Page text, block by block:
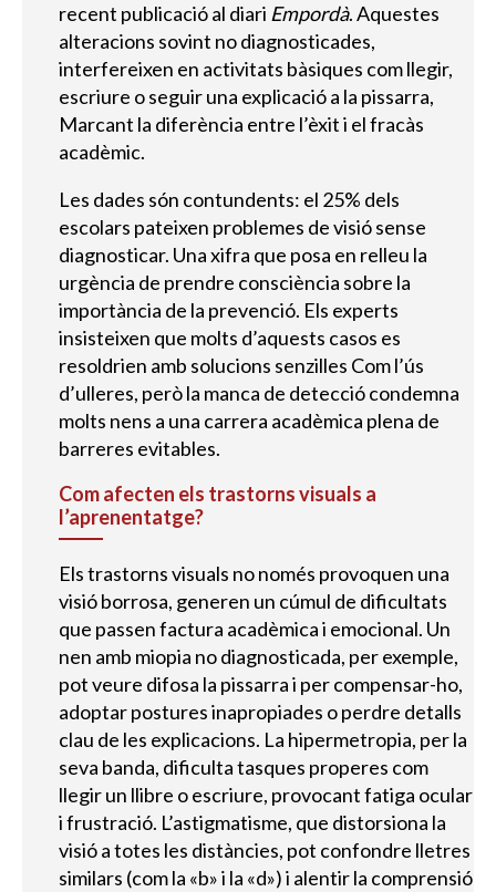
recent publicació al diari Empordà. Aquestes
alteracions sovint no diagnosticades,
interfereixen en activitats bàsiques com llegir,
escriure o seguir una explicació a la pissarra,
Marcant la diferència entre l’èxit i el fracàs
acadèmic.
Les dades són contundents: el 25% dels
escolars pateixen problemes de visió sense
diagnosticar. Una xifra que posa en relleu la
urgència de prendre consciència sobre la
importància de la prevenció. Els experts
insisteixen que molts d’aquests casos es
resoldrien amb solucions senzilles Com l’ús
d’ulleres, però la manca de detecció condemna
molts nens a una carrera acadèmica plena de
barreres evitables.
Com afecten els trastorns visuals a
l’aprenentatge?
Els trastorns visuals no només provoquen una
visió borrosa, generen un cúmul de dificultats
que passen factura acadèmica i emocional. Un
nen amb miopia no diagnosticada, per exemple,
pot veure difosa la pissarra i per compensar-ho,
adoptar postures inapropiades o perdre detalls
clau de les explicacions. La hipermetropia, per la
seva banda, dificulta tasques properes com
llegir un llibre o escriure, provocant fatiga ocular
i frustració. L’astigmatisme, que distorsiona la
visió a totes les distàncies, pot confondre lletres
similars (com la «b» i la «d») i alentir la comprensió